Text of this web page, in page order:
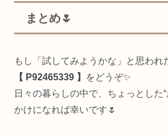
まとめ🌷
もし「試してみようかな」と思われ
【 P92465339 】
をどうぞ✨
日々の暮らしの中で、ちょっとした
かけになれば幸いです🌷